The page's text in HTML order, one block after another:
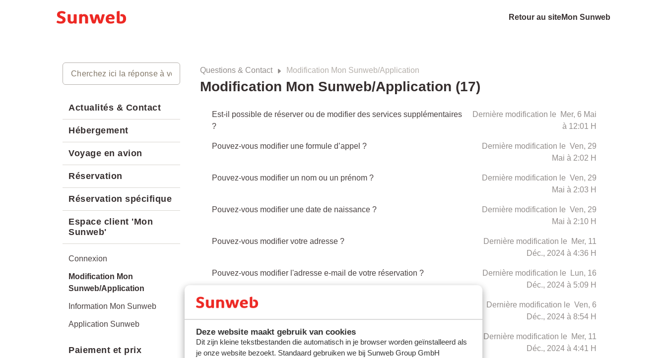
Deze website maakt gebruik van cookies
Dit zijn kleine tekstbestanden die automatisch in je browser worden geïnstalleerd als
je onze website bezoekt. Standaard gebruiken we bij Sunweb Group GmbH
Retour au siteMon Sunweb
Actualités & Contact
Hébergement
Voyage en avion
Réservation
Réservation spécifique
Espace client 'Mon
Sunweb'
Connexion
Modification Mon
Sunweb/Application
Information Mon Sunweb
Application Sunweb
Paiement et prix
Questions & Contact Modification Mon Sunweb/Application
Modification Mon Sunweb/Application (17)
Est-il possible de réserver ou de modifier des services supplémentaires
?
Dernière modification le Mer, 6 Mai
à 12:01 H
Pouvez-vous modifier une formule d’appel ?
Dernière modification le Ven, 29
Mai à 2:02 H
Pouvez-vous modifier un nom ou un prénom ?
Dernière modification le Ven, 29
Mai à 2:03 H
Pouvez-vous modifier une date de naissance ?
Dernière modification le Ven, 29
Mai à 2:10 H
Pouvez-vous modifier votre adresse ?
Dernière modification le Mer, 11
Déc., 2024 à 4:36 H
Pouvez-vous modifier l'adresse e-mail de votre réservation ?
Dernière modification le Lun, 16
Déc., 2024 à 5:09 H
Pouvez-vous ajouter un ou plusieurs participants ?
Dernière modification le Ven, 6
Déc., 2024 à 8:54 H
Pouvez-vous remplacer un participant ?
Dernière modification le Mer, 11
Déc., 2024 à 4:41 H